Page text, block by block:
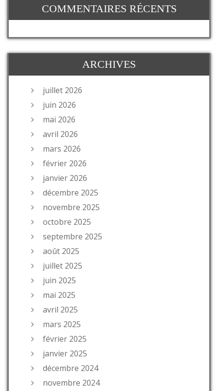
COMMENTAIRES RÉCENTS
ARCHIVES
juillet 2026
juin 2026
mai 2026
avril 2026
mars 2026
février 2026
janvier 2026
décembre 2025
novembre 2025
octobre 2025
septembre 2025
août 2025
juillet 2025
juin 2025
mai 2025
avril 2025
mars 2025
février 2025
janvier 2025
décembre 2024
novembre 2024